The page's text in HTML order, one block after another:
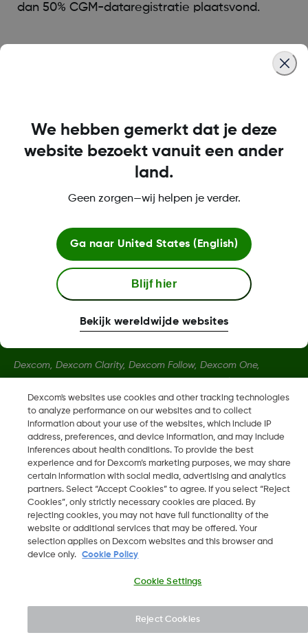
dan 50% CGM-dataregistratie plaatsvond.
LBL014350 Rev 004
Meer informatie
Dexcom, Dexcom Clarity, Dexcom Follow, Dexcom One,
Dexcom, Inc. in de Verenigde Staten en kunnen eveneens in
andere landen geregistreerd zijn.
LBL014350 Rev 004
2026 Dexcom, Inc. Alle rechten voorbehouden.
Dexcom's websites use cookies and other tracking technologies
to analyze performance on our websites and to collect
information about your use of the websites, which include IP
address, preferences, and device information, and may include
inferences about health conditions. To provide the best
experience and for Dexcom’s marketing purposes, we may share
certain information with social media, advertising and analytics
partners. Select “Accept Cookies” to agree. If you select “Reject
Cookies”, only strictly necessary cookies are placed. By
rejecting cookies, you may not have full functionality of the
website or additional services that may be offered. Your
selection applies on Dexcom websites and this browser and
device only.
Cookie Policy
Cookie Settings
Reject Cookies
We hebben gemerkt dat je deze
website bezoekt vanuit een ander
land.
Geen zorgen—wij helpen je verder.
Ga naar United States (English)
Blijf hier
Bekijk wereldwijde websites